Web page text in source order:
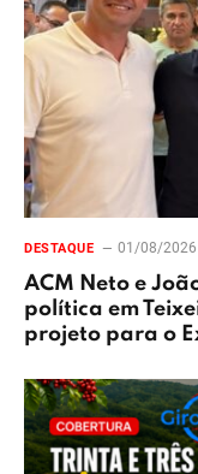
DESTAQUE 01/08/2026
ACM Neto e
política em
projeto para o